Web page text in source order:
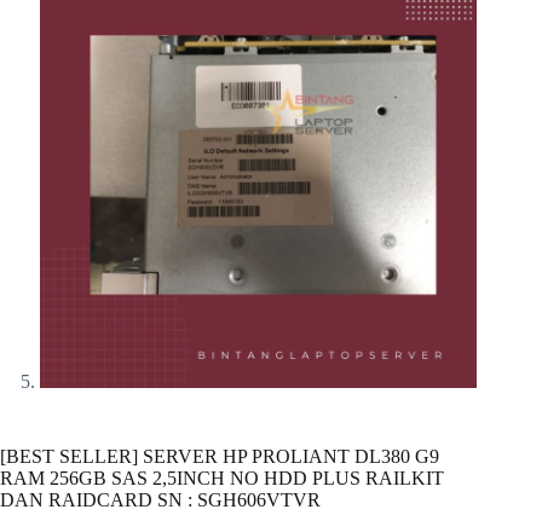
[BEST SELLER] SERVER HP PROLIANT DL380 G9
RAM 256GB SAS 2,5INCH NO HDD PLUS RAILKIT
DAN RAIDCARD SN : SGH606VTVR